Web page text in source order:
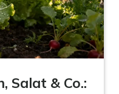
Salat & Co.: